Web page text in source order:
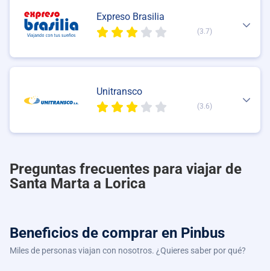
Expreso Brasilia
(3.7)
Unitransco
(3.6)
Preguntas frecuentes para viajar de
Santa Marta a Lorica
Beneficios de comprar en Pinbus
Miles de personas viajan con nosotros. ¿Quieres saber por qué?